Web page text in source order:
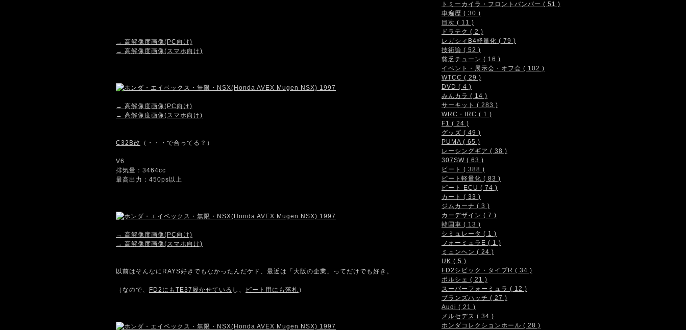
→ 高解像度画像(PC向け)
→ 高解像度画像(スマホ向け)
→ 高解像度画像(PC向け)
→ 高解像度画像(スマホ向け)
C32B改 （・・・で合ってる？）
V6
排気量：3464cc
最高出力：450ps以上
→ 高解像度画像(PC向け)
→ 高解像度画像(スマホ向け)
以前はそんなにRAYS好きでもなかったんだケド、最近は「大阪の企業」ってだけでも好き。
（なので、 FD2にもTE37履かせている し、 ビート用にも落札 ）
トミーカイラ・フロントバンパー ( 51 )
車遍歴 ( 30 )
目次 ( 11 )
ドラテク ( 2 )
レガシィB4軽量化 ( 79 )
技術論 ( 52 )
貧乏チューン ( 16 )
イベント・展示会・オフ会 ( 102 )
WTCC ( 29 )
DVD ( 4 )
みんカラ ( 14 )
サーキット ( 283 )
WRC・IRC ( 1 )
F1 ( 24 )
グッズ ( 49 )
PUMA ( 65 )
レーシングギア ( 38 )
307SW ( 63 )
ビート ( 388 )
ビート軽量化 ( 83 )
ビート ECU ( 74 )
カート ( 33 )
ジムカーナ ( 3 )
カーデザイン ( 7 )
韓国車 ( 13 )
シミュレータ ( 1 )
フォーミュラE ( 1 )
ミュンヘン ( 24 )
UK ( 5 )
FD2シビック・タイプR ( 34 )
ポルシェ ( 21 )
スーパーフォーミュラ ( 12 )
ブランズハッチ ( 27 )
Audi ( 21 )
メルセデス ( 34 )
ホンダコレクションホール ( 28 )